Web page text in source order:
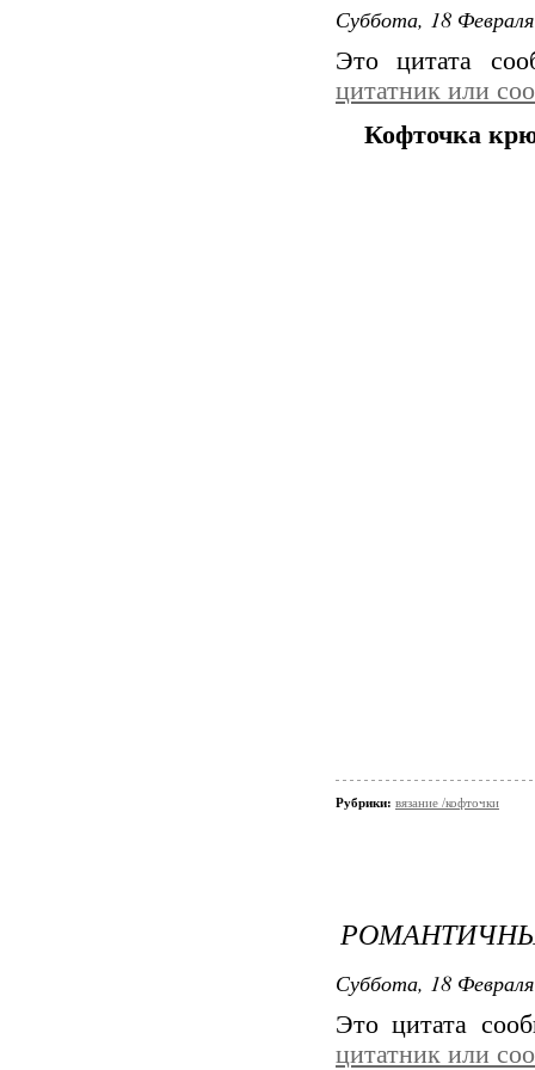
Суббота, 18
Это цитата
цитатник или
Кофточка
Рубрики: вязание /кофточки
Суббота, 18
Это цитата
цитатник или